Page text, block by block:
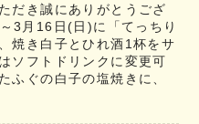
だき誠にありがとうござ
3月16日(日)に「てっちり
焼き白子とひれ酒1杯をサ
ソフトドリンクに変更可
ふぐの白子の塩焼きに、